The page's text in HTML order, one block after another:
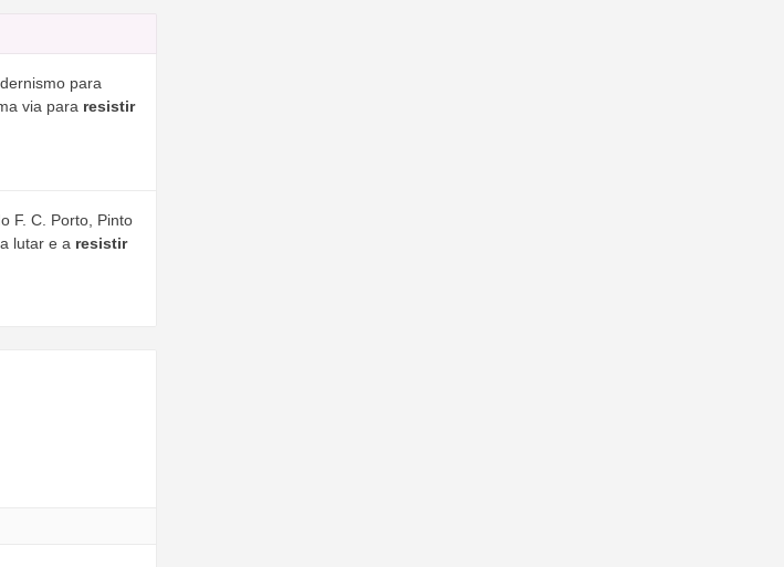
para
via para resistir
F. C. Porto, Pinto
lutar e a resistir